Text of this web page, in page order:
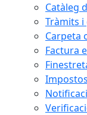
Catàleg
Tràmits
Carpeta
Factura
Impostos